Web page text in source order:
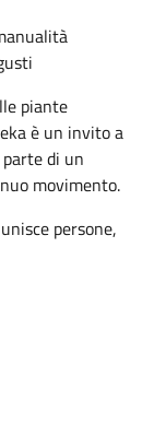
piante
è un invito a
di un
movimento.
persone,